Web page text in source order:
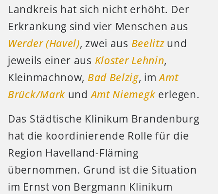
Landkreis hat sich nicht erhöht. Der
Erkrankung sind vier Menschen aus
Werder (Havel), zwei aus Beelitzund
jeweils einer aus Kloster Lehnin,
Kleinmachnow, Bad Belzig, imAmt
Brück/Mark undAmt Niemegk erlegen.
Das Städtische Klinikum Brandenburg
hat die koordinierende Rolle für die
Region Havelland-Fläming
übernommen. Grund ist die Situation
im Ernst von Bergmann Klinikum